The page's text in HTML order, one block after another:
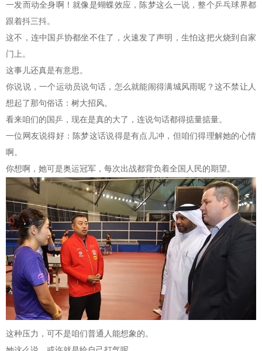
一发而动全身啊！就像是蝴蝶效应，陈梦这么一说，整个乒乓球界都
跟着抖三抖。
这不，连中国乒协都坐不住了，火速发了声明，生怕这把火烧到自家
门上。
这事儿还真是有意思。
你说说，一个运动员说句话，怎么就能闹得满城风雨呢？这不禁让人
想起了那句俗话：树大招风。
看来咱们的国乒，现在是真的大了，连说句话都得掂量掂量。
一位网友说得好：陈梦这话说得是有点儿冲，但咱们得理解她的心情
啊。
你想啊，她可是奥运冠军，每次出战都背负着全国人民的期望。
这种压力，可不是咱们普通人能想象的。